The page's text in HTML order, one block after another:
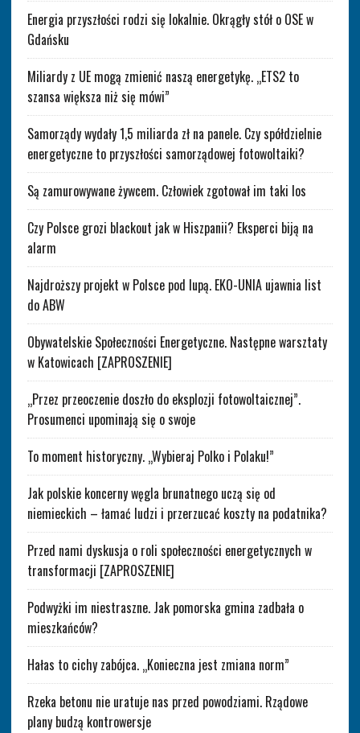
Energia przyszłości rodzi się lokalnie. Okrągły stół o OSE w
Gdańsku
Miliardy z UE mogą zmienić naszą energetykę. „ETS2 to
szansa większa niż się mówi”
Samorządy wydały 1,5 miliarda zł na panele. Czy spółdzielnie
energetyczne to przyszłości samorządowej fotowoltaiki?
Są zamurowywane żywcem. Człowiek zgotował im taki los
Czy Polsce grozi blackout jak w Hiszpanii? Eksperci biją na
alarm
Najdroższy projekt w Polsce pod lupą. EKO-UNIA ujawnia list
do ABW
Obywatelskie Społeczności Energetyczne. Następne warsztaty
w Katowicach [ZAPROSZENIE]
„Przez przeoczenie doszło do eksplozji fotowoltaicznej”.
Prosumenci upominają się o swoje
To moment historyczny. „Wybieraj Polko i Polaku!”
Jak polskie koncerny węgla brunatnego uczą się od
niemieckich – łamać ludzi i przerzucać koszty na podatnika?
Przed nami dyskusja o roli społeczności energetycznych w
transformacji [ZAPROSZENIE]
Podwyżki im niestraszne. Jak pomorska gmina zadbała o
mieszkańców?
Hałas to cichy zabójca. „Konieczna jest zmiana norm”
Rzeka betonu nie uratuje nas przed powodziami. Rządowe
plany budzą kontrowersje